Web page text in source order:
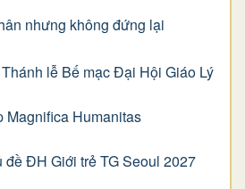
nhưng không đứng lại
lễ Bế mạc Đại Hội Giáo Lý
Magnifica Humanitas
đề ĐH Giới trẻ TG Seoul 2027